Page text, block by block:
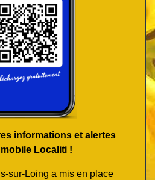
informations et alertes
Localiti !
sur-Loing a mis en place